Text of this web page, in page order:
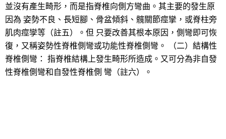
並沒有產生畸形，而是指脊椎向側方彎曲。其主要的發生原
因為 姿勢不良、長短腳、骨盆傾斜、髖關節痙攣，或脊柱旁
肌肉痙孿等（註五）。但 只要改善其根本原因，側彎即可恢
復，又稱姿勢性脊椎側彎或功能性脊椎側彎。 （二）結構性
脊椎側彎： 指脊椎結構上發生畸形所造成。又可分為非自發
性脊椎側彎和自發性脊椎側 彎（註六）。